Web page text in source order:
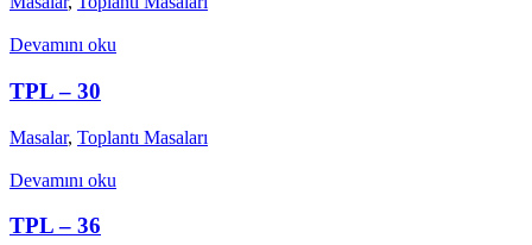
Devamını oku
TPL – 30
Masalar, Toplantı Masaları
Devamını oku
TPL – 36